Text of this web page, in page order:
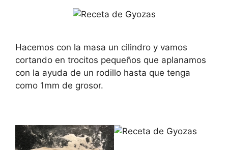
Hacemos con la masa un cilindro y vamos
cortando en trocitos pequeños que aplanamos
con la ayuda de un rodillo hasta que tenga
como 1mm de grosor.